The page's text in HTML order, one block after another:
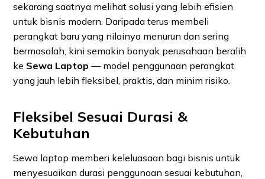
sekarang saatnya melihat solusi yang lebih efisien
untuk bisnis modern. Daripada terus membeli
perangkat baru yang nilainya menurun dan sering
bermasalah, kini semakin banyak perusahaan beralih
ke Sewa Laptop — model penggunaan perangkat
yang jauh lebih fleksibel, praktis, dan minim risiko.
Fleksibel Sesuai Durasi &
Kebutuhan
Sewa laptop memberi keleluasaan bagi bisnis untuk
menyesuaikan durasi penggunaan sesuai kebutuhan,